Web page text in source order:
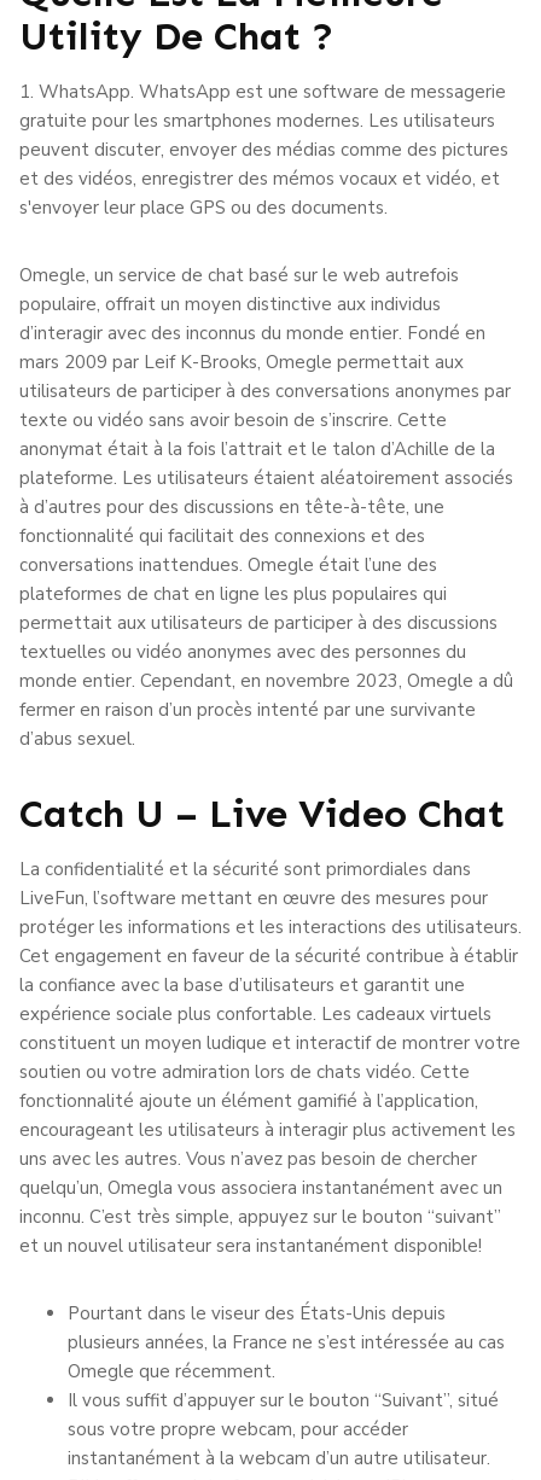
Utility De Chat ?
1. WhatsApp. WhatsApp est une software de messagerie
gratuite pour les smartphones modernes. Les utilisateurs
peuvent discuter, envoyer des médias comme des pictures
et des vidéos, enregistrer des mémos vocaux et vidéo, et
s'envoyer leur place GPS ou des documents.
Omegle, un service de chat basé sur le web autrefois
populaire, offrait un moyen distinctive aux individus
d’interagir avec des inconnus du monde entier. Fondé en
mars 2009 par Leif K-Brooks, Omegle permettait aux
utilisateurs de participer à des conversations anonymes par
texte ou vidéo sans avoir besoin de s’inscrire. Cette
anonymat était à la fois l’attrait et le talon d’Achille de la
plateforme. Les utilisateurs étaient aléatoirement associés
à d’autres pour des discussions en tête-à-tête, une
fonctionnalité qui facilitait des connexions et des
conversations inattendues. Omegle était l’une des
plateformes de chat en ligne les plus populaires qui
permettait aux utilisateurs de participer à des discussions
textuelles ou vidéo anonymes avec des personnes du
monde entier. Cependant, en novembre 2023, Omegle a dû
fermer en raison d’un procès intenté par une survivante
d’abus sexuel.
Catch U – Live Video Chat
La confidentialité et la sécurité sont primordiales dans
LiveFun, l’software mettant en œuvre des mesures pour
protéger les informations et les interactions des utilisateurs.
Cet engagement en faveur de la sécurité contribue à établir
la confiance avec la base d’utilisateurs et garantit une
expérience sociale plus confortable. Les cadeaux virtuels
constituent un moyen ludique et interactif de montrer votre
soutien ou votre admiration lors de chats vidéo. Cette
fonctionnalité ajoute un élément gamifié à l’application,
encourageant les utilisateurs à interagir plus activement les
uns avec les autres. Vous n’avez pas besoin de chercher
quelqu’un, Omegla vous associera instantanément avec un
inconnu. C’est très simple, appuyez sur le bouton “suivant”
et un nouvel utilisateur sera instantanément disponible!
Pourtant dans le viseur des États-Unis depuis
plusieurs années, la France ne s’est intéressée au cas
Omegle que récemment.
Il vous suffit d’appuyer sur le bouton “Suivant”, situé
sous votre propre webcam, pour accéder
instantanément à la webcam d’un autre utilisateur.